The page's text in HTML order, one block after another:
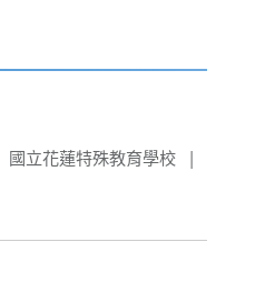
國立花蓮特殊教育學校 |